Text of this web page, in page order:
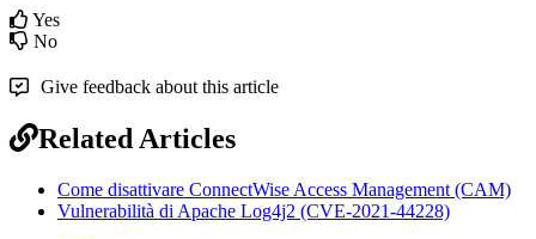
Yes
No
Give feedback about this article
Related Articles
Come disattivare ConnectWise Access Management (CAM)
Vulnerabilità di Apache Log4j2 (CVE-2021-44228)